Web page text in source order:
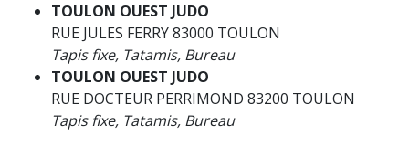
TOULON OUEST JUDO
RUE JULES FERRY 83000 TOULON
Tapis fixe, Tatamis, Bureau
TOULON OUEST JUDO
RUE DOCTEUR PERRIMOND 83200 TOULON
Tapis fixe, Tatamis, Bureau